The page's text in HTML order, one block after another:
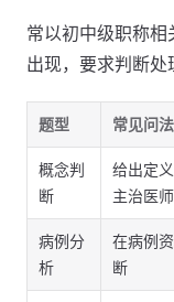
常以初中级职称
出现，要求判断处
题型 常见问法
概念判
断
给出定
主治医师
病例分
析
在病例
断